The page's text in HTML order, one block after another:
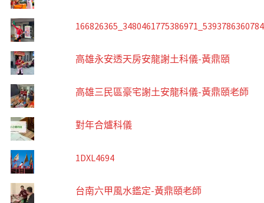
高雄永安透天房安龍謝土科儀-黃鼎頤
高雄三民區豪宅謝土安龍科儀-黃鼎頤老師
對年合爐科儀
1DXL4694
台南六甲風水鑑定-黃鼎頤老師